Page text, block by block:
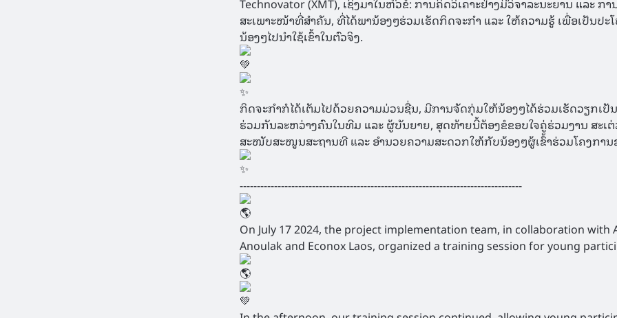
ສະເພາະໜ້າທີ່ສຳຄັນ, ທີ່ໄດ້ພານ້ອງໆຮ່ວມເຮັດກິດຈະກຳ ແລະ ໃຫ້ຄວາມຮູ້ ເພື່ອເປັນປ
ນ້ອງໆໄປນຳໃຊ້ເຂົ້າໃນຕົວຈິງ.
ກິດຈະກຳກໍໄດ້ເຕັມໄປດ້ວຍຄວາມມ່ວນຊື່ນ, ມີການຈັດກຸ່ມໃຫ້ນ້ອງໆໄດ້ຮ່ວມເຮັດວຽກເ
ຮ່ວມກັນລະຫວ່າງຄົນໃນທີມ ແລະ ຜູ້ບັນຍາຍ, ສຸດທ້າຍນີ້ຕ້ອງຂໍຂອບໃຈຄູ່ຮ່ວມງານ ສະເ
ສະໜັບສະໜູນສະຖານທີ ແລະ ອຳນວຍຄວາມສະດວກໃຫ້ກັບນ້ອງໆຜູ້ເຂົ້າຮ່ວມໂຄງການ
----------------------------------------------------------------------------------
On July 17 2024, the project implementation team, in collaboration with
Anoulak and Econox Laos, organized a training session for young